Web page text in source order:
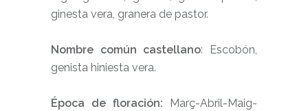
ginesta vera, granera de pastor.
Nombre común castellano:
Escobón,
genista hiniesta vera.
Época de floración: Març-Abril-Maig-